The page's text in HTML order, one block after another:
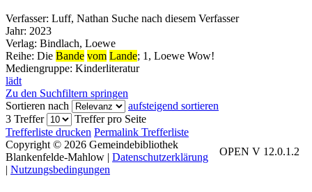
Verfasser: Luff, Nathan Suche nach diesem Verfasser
Jahr: 2023
Verlag: Bindlach, Loewe
Reihe: Die Bande vom Lande; 1, Loewe Wow!
Mediengruppe: Kinderliteratur
lädt
Zu den Suchfiltern springen
Sortieren nach
aufsteigend sortieren
3 Treffer
Treffer pro Seite
Trefferliste drucken Permalink Trefferliste
OPEN V 12.0.1.2
Copyright © 2026 Gemeindebibliothek
Blankenfelde-Mahlow | Datenschutzerklärung
| Nutzungsbedingungen